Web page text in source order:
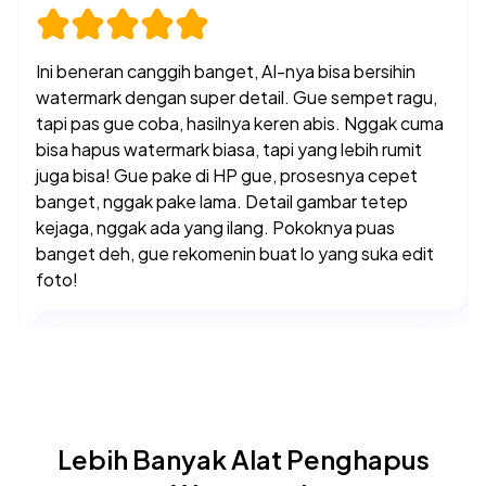
Alat penghapus watermark yang cepat dan sangat
akurat. Saya tidak mengharapkan alat AI berkualitas
rendah lainnya yang serupa dengan yang telah
diproduksi dalam beberapa bulan terakhir, tetapi
alat ini hebat dalam apa yang dilakukannya.
Lebih Banyak Alat Penghapus